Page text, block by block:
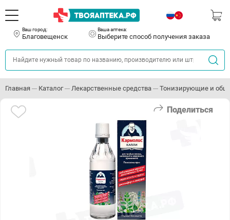
Ваш город:
Благовещенск
Ваша аптека:
Выберите способ получения заказа
Главная Каталог Лекарственные средства Тонизирующие и
Поделиться